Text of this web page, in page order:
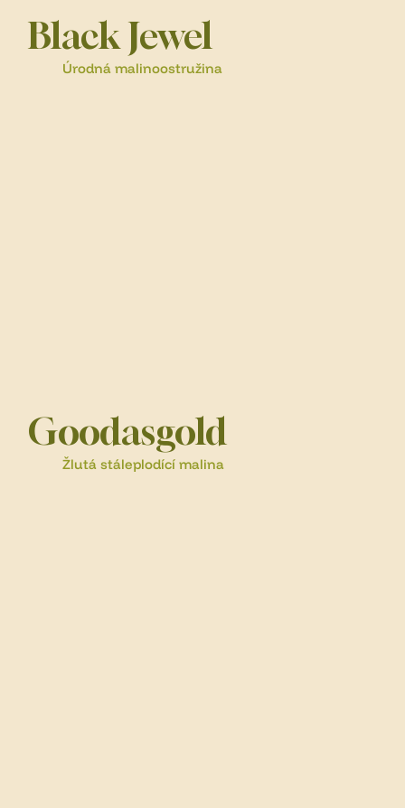
Black Jewel
Úrodná malinoostružina
Goodasgold
Žlutá stáleplodící malina